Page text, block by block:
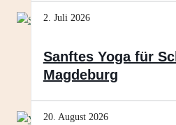
2. Juli 2026
Sanftes Yoga für
Magdeburg
20. August 2026